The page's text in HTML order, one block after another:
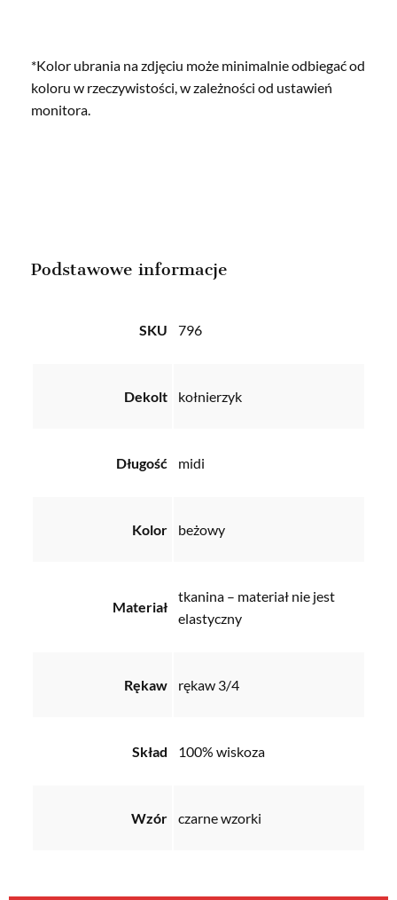
*Kolor ubrania na zdjęciu może minimalnie odbiegać od
koloru w rzeczywistości, w zależności od ustawień
monitora.
Podstawowe informacje
SKU 796
Dekolt kołnierzyk
Długość midi
Kolor beżowy
Materiał
tkanina – materiał nie jest
elastyczny
Rękaw rękaw 3/4
Skład 100% wiskoza
Wzór czarne wzorki